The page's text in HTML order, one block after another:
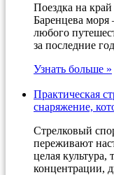
Поездка на
Баренцева
любого
за последние
Узнать больше »
Практическая
снаряжение,
Стрелковый
переживают
целая
концентрации,